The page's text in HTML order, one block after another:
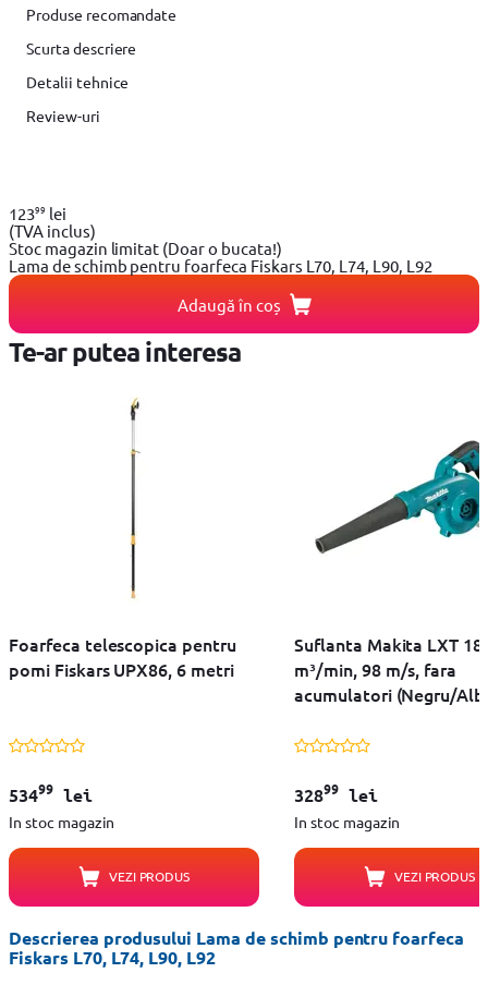
Produse recomandate
Scurta descriere
Detalii tehnice
Review-uri
12399 lei
(TVA inclus)
Stoc magazin limitat (Doar o bucata!)
Lama de schimb pentru foarfeca Fiskars L70, L74, L90, L92
Adaugă în coș
Te-ar putea interesa
Foarfeca telescopica pentru
pomi Fiskars UPX86, 6 metri
53499lei
In stoc magazin
VEZI PRODUS
Suflanta Makita LXT
m³/min, 98 m/s, fara
acumulatori (Negru/
32899lei
In stoc magazin
VEZI PRODUS
Descrierea produsului Lama de schimb pentru foarfeca
Fiskars L70, L74, L90, L92